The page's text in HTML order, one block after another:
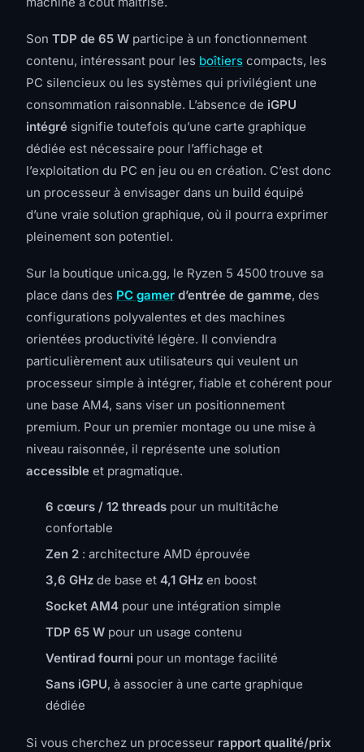
Son TDP de 65 W participe à un fonctionnement
contenu, intéressant pour les boîtiers compacts, les
PC silencieux ou les systèmes qui privilégient une
consommation raisonnable. L’absence de iGPU
intégré signifie toutefois qu’une carte graphique
dédiée est nécessaire pour l’affichage et
l’exploitation du PC en jeu ou en création. C’est donc
un processeur à envisager dans un build équipé
d’une vraie solution graphique, où il pourra exprimer
pleinement son potentiel.
Sur la boutique unica.gg, le Ryzen 5 4500 trouve sa
place dans des PC gamer d’entrée de gamme, des
configurations polyvalentes et des machines
orientées productivité légère. Il conviendra
particulièrement aux utilisateurs qui veulent un
processeur simple à intégrer, fiable et cohérent pour
une base AM4, sans viser un positionnement
premium. Pour un premier montage ou une mise à
niveau raisonnée, il représente une solution
accessible et pragmatique.
6 cœurs / 12 threads pour un multitâche
confortable
Zen 2 : architecture AMD éprouvée
3,6 GHz de base et 4,1 GHz en boost
Socket AM4 pour une intégration simple
TDP 65 W pour un usage contenu
Ventirad fourni pour un montage facilité
Sans iGPU, à associer à une carte graphique
dédiée
Si vous cherchez un processeur rapport qualité/prix